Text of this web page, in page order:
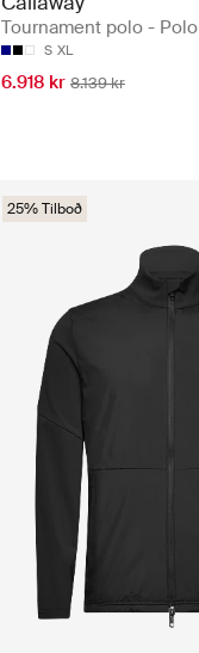
Tournament polo -
S XL
6.918 kr 8.139 kr
25% Tilboð